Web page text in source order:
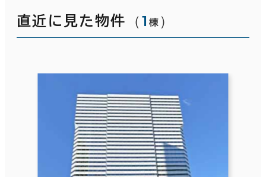
直近に見た物件 （1 棟 ）